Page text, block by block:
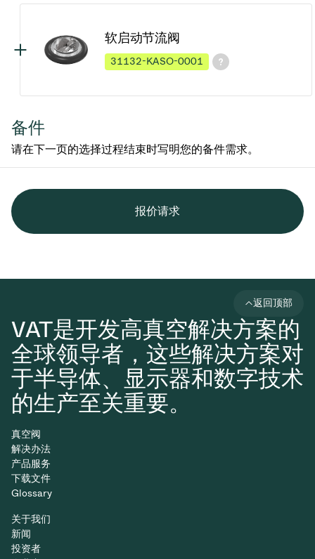
软启动节流阀
31132-KASO-0001
备件
请在下一页的选择过程结束时写明您的备件需求。
报价请求
VAT是开发高真空解决方案的
全球领导者，这些解决方案对
于半导体、显示器和数字技术
的生产至关重要。
返回顶部
真空阀
解决办法
产品服务
下载文件
Glossary
关于我们
新闻
投资者